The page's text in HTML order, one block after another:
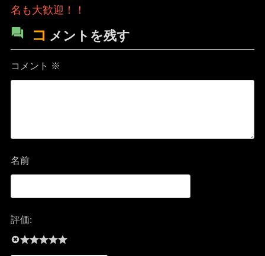
名も大歓迎！！
コ メントを残す
コメント ※
名前
評価: